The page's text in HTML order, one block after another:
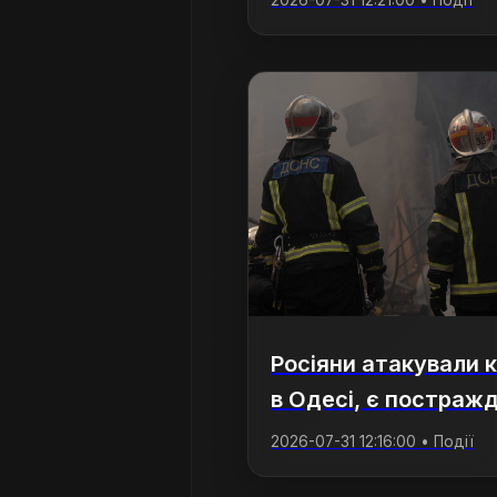
Росіяни атакували
в Одесі, є
2026-07-31 12:16:00 • Події